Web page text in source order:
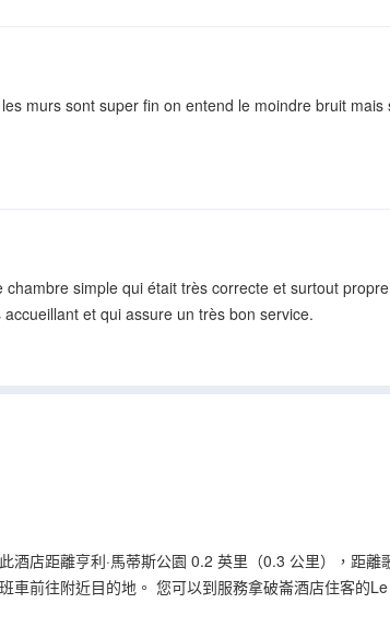
murs sont super fin on entend le moindre bruit
simple qui était très correcte et surtout
et qui assure un très bon service.
店距離亨利·馬蒂斯公園 0.2 英里（0.3 公里），距
前往附近目的地。 您可以到服務拿破崙酒店住客的
供收費的歐陸式早餐。 特色服務/設施包括豪華轎車或